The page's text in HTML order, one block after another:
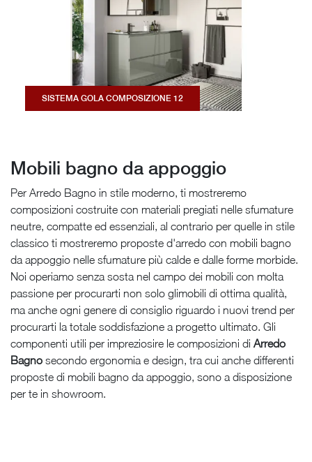
SISTEMA GOLA COMPOSIZIONE 12
Mobili bagno da appoggio
Per Arredo Bagno in stile moderno, ti mostreremo
composizioni costruite con materiali pregiati nelle sfumature
neutre, compatte ed essenziali, al contrario per quelle in stile
classico ti mostreremo proposte d'arredo con mobili bagno
da appoggio nelle sfumature più calde e dalle forme morbide.
Noi operiamo senza sosta nel campo dei mobili con molta
passione per procurarti non solo glimobili di ottima qualità,
ma anche ogni genere di consiglio riguardo i nuovi trend per
procurarti la totale soddisfazione a progetto ultimato. Gli
componenti utili per impreziosire le composizioni di Arredo
Bagno secondo ergonomia e design, tra cui anche differenti
proposte di mobili bagno da appoggio, sono a disposizione
per te in showroom.